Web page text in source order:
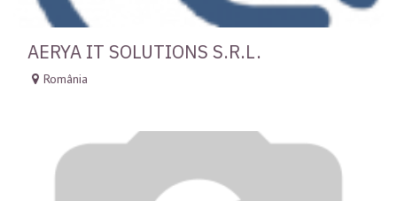
AERYA IT SOLUTIONS S.R.L.
România